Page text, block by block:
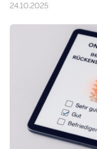
nach der Geburt
langfristigen
Rente. Bisherige
Euro und damit etwa
Ergebnis kommt eine
mit der Universität
Jahren erstmals…
24.10.2025